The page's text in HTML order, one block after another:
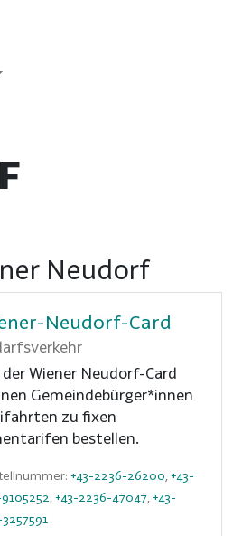
Neudorf
Neudorf-Card
Wiener Neudorf-Card
Gemeindebürger*innen
zu fixen
bestellen.
+43-2236-26200 ,+43-
,+43-2236-47047 ,+43-